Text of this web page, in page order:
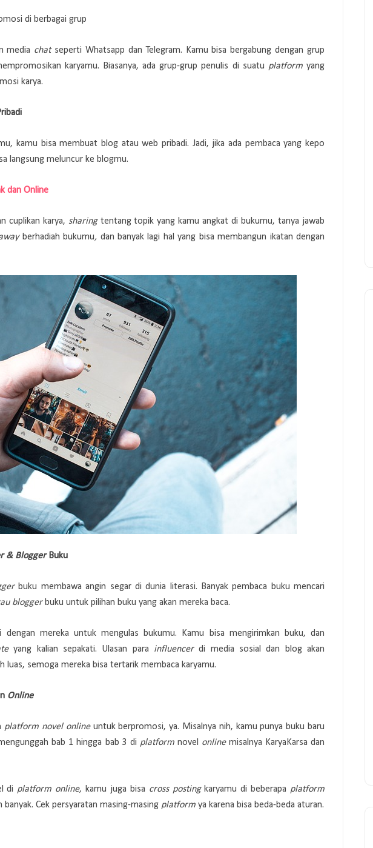
di berbagai grup
media chatseperti Whatsapp dan Telegram. Kamu bisa bergabung dengan grup
karyamu. Biasanya, ada grup-grup penulis di suatu platformyang
karya.
kamu bisa membuat blog atau web pribadi. Jadi, jika ada pembaca yang kepo
langsung meluncur ke blogmu.
dan Online
cuplikan karya, sharingtentang topik yang kamu angkat di bukumu, tanya jawab
berhadiah bukumu, dan banyak lagi hal yang bisa membangun ikatan dengan
& BloggerBuku
buku membawa angin segar di dunia literasi. Banyak pembaca buku mencari
blogger buku untuk pilihan buku yang akan mereka baca.
dengan mereka untuk mengulas bukumu. Kamu bisa mengirimkan buku, dan
yang kalian sepakati. Ulasan para influencerdi media sosial dan blog akan
luas, semoga mereka bisa tertarik membaca karyamu.
Online
platform novel onlineuntuk berpromosi, ya. Misalnya nih, kamu punya buku baru
bab 1 hingga bab 3 di platform novel onlinemisalnya KaryaKarsa dan
di platform online, kamu juga bisa cross postingkaryamu di beberapa platform
Cek persyaratan masing-masing platform ya karena bisa beda-beda aturan.